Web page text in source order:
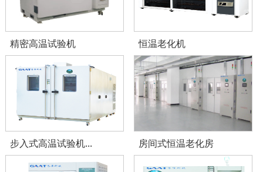
精密高温试验机 恒温老化机
步入式高温试验机... 房间式恒温老化房